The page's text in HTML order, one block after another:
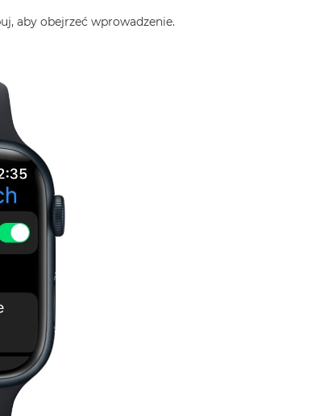
aby obejrzeć wprowadzenie.